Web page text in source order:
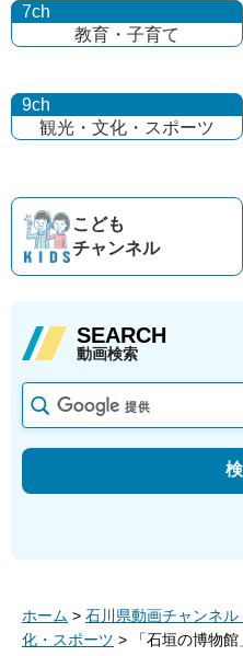
7ch
教育・子育て
9ch
観光・文化・ スポーツ
こども
チャンネル
SEARCH
動画検索
ホーム > 石川県動画チャンネル
化・スポーツ > 「石垣の博物